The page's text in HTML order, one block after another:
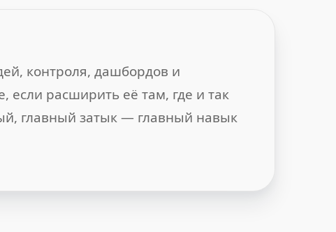
контроля, дашбордов и
если расширить её там, где и так
главный затык — главный навык